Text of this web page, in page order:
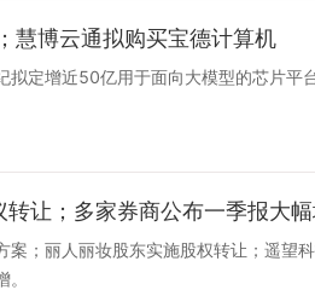
慧博云通拟购买宝德计算机
定增近50亿用于面向大模型的芯片
让；多家券商公布一季报大
；丽人丽妆股东实施股权转让；遥